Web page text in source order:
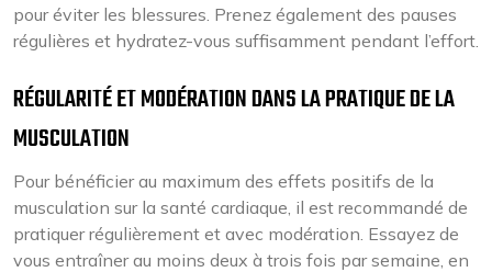
pour éviter les blessures. Prenez également des pauses
régulières et hydratez-vous suffisamment pendant l’effort.
RÉGULARITÉ ET MODÉRATION DANS LA PRATIQUE DE LA
MUSCULATION
Pour bénéficier au maximum des effets positifs de la
musculation sur la santé cardiaque, il est recommandé de
pratiquer régulièrement et avec modération. Essayez de
vous entraîner au moins deux à trois fois par semaine, en